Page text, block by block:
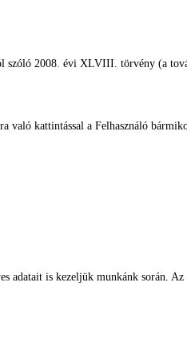
szóló 2008. évi XLVIII. törvény (a
kattintással a Felhasználó
is kezeljük munkánk során. Az